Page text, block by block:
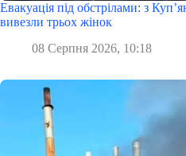
Евакуація під обстрілами: з
вивезли трьох жінок
08 Серпня 2026, 10:18